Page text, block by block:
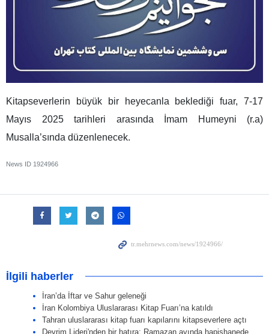
Kitapseverlerin büyük bir heyecanla beklediği fuar, 7-17
Mayıs 2025 tarihleri arasında İmam Humeyni (r.a)
Musalla’sında düzenlenecek.
News ID 1924966
İlgili haberler
İran’da İftar ve Sahur geleneği
İran Kolombiya Uluslararası Kitap Fuarı’na katıldı
Tahran uluslararası kitap fuarı kapılarını kitapseverlere açtı
Devrim Lideri'nden bir hatıra: Ramazan ayında hapishanede